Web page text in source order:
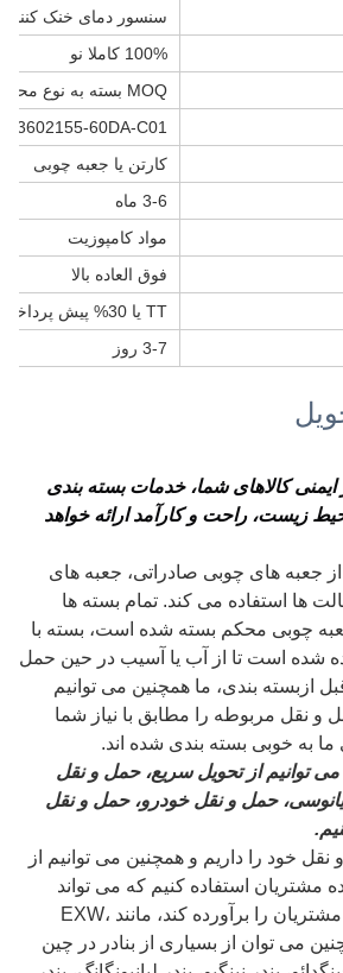
سنسور دمای خنک کننده
100% کاملا نو
MOQ بسته به نوع محصول متفاوت است
3602155-60DA-C01
کارتن یا جعبه چوبی
3-6 ماه
مواد کامپوزیت
فوق العاده بالا
TT یا 30% پیش پرداخت TT
3-7 روز
ایمنی کالاهای شما، خدمات بسته بندی
زیست، راحت و کارآمد ارائه خواهد
جعبه های چوبی صادراتی، جعبه های
ها استفاده می کند. تمام بسته ها
چوبی محکم بسته شده است، بسته با